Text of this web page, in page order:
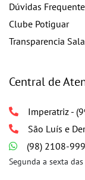
Dúvidas
Clube Potiguar
Transparencia
Central de
Imperatriz -
São Luís e
(98) 2108-
Segunda a sexta